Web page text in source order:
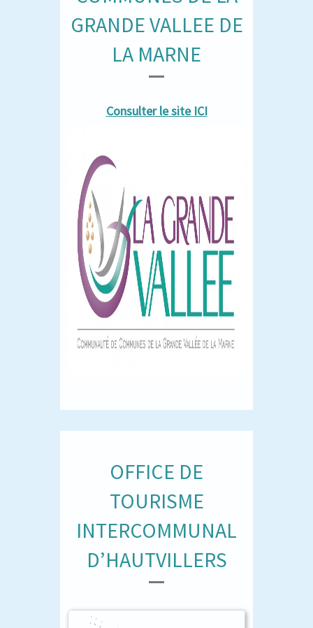
GRANDE VALLEE DE
LA MARNE
Consulter le site ICI
OFFICE DE
TOURISME
INTERCOMMUNAL
D’HAUTVILLERS